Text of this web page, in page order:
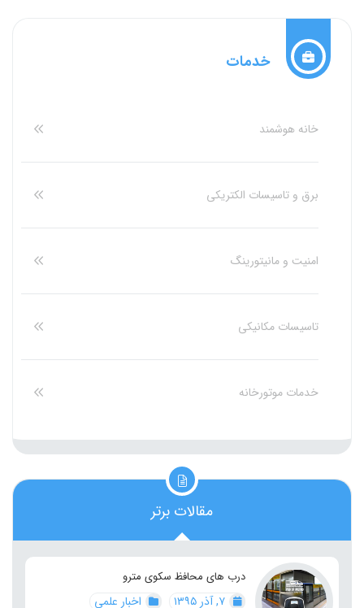
خدمات
خانه هوشمند
برق و تاسیسات الکتریکی
امنیت و مانیتورینگ
تاسیسات مکانیکی
خدمات موتورخانه
مقالات برتر
درب های محافظ سکوی مترو
اخبار علمی